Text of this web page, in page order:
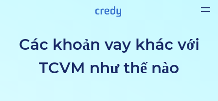
Các khoản vay khác với
TCVM như thế nào